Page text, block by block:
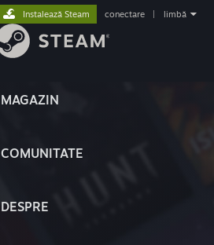
MAGAZIN
COMUNITATE
DESPRE
Instalează Steam conectare limbă